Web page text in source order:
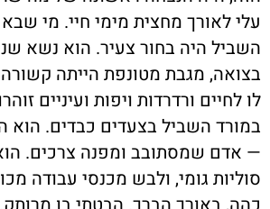
עלי לאורך מחצית מימי חיי. מי
השביל היה בחור צעיר. הוא נשא
בצואה, מגבת מטונפת הייתה קשורה
לו לחיים ורדרדות ויפות ועיניים
במורד השביל בצעדים כבדים. הוא
סוליות גומי, ולבש מכנסי עבודה